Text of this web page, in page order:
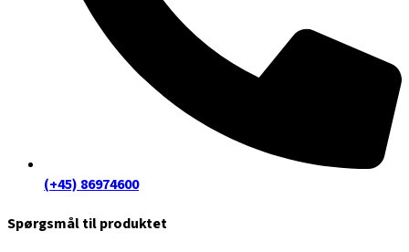
(+45) 86974600
Spørgsmål til produktet